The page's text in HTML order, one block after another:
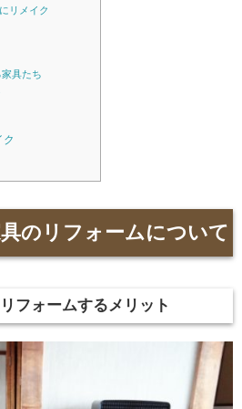
リメイク
具たち
ク
のリフォームについて
フォームするメリット